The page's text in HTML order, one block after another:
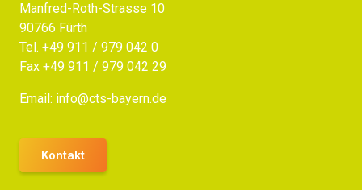
Manfred-Roth-Strasse 10
90766 Fürth
Tel. +49 911 / 979 042 0
Fax +49 911 / 979 042 29
Email: info@cts-bayern.de
Kontakt